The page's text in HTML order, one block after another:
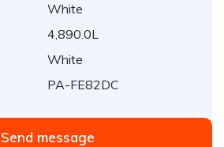
White
4,890.0L
White
PA-FE82DC
Send message